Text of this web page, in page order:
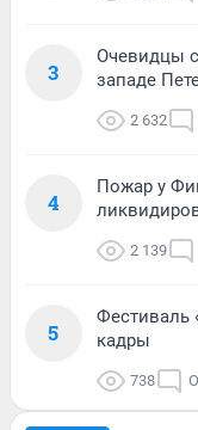
3
Очевидцы
западе
2 632
4
Пожар у
2 139
5
Фестиваль
кадры
738